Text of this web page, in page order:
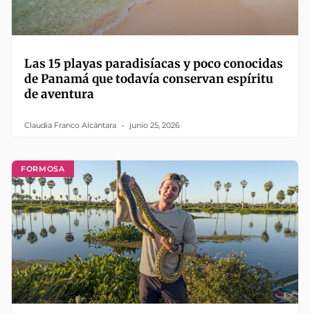
Las 15 playas paradisíacas y poco conocidas
de Panamá que todavía conservan espíritu
de aventura
Claudia Franco Alcántara junio 25, 2026
FORMOSA